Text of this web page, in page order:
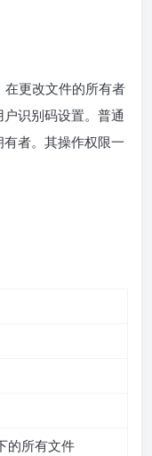
更改文件的所有者
识别码设置。普通
者。其操作权限一
的所有文件